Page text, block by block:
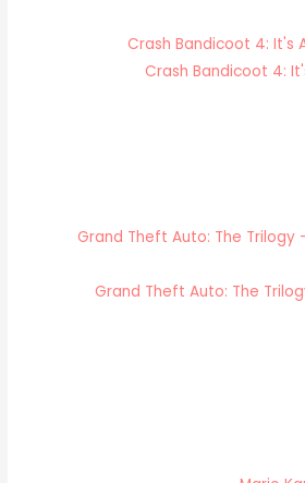
Crash Bandicoot 4:
Grand Theft Auto: The